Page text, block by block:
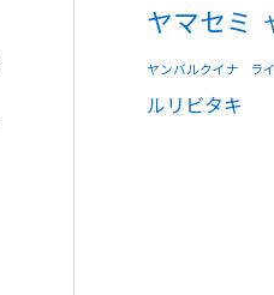
ヤマセミ
ヤンバルクイナ ラ
ルリビタキ